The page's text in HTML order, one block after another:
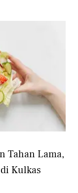
Tahan Lama,
Kulkas